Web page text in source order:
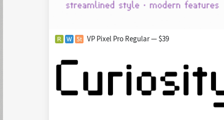
VP Pixel Pro Regular — $39